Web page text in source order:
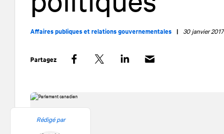
Affaires publiques et relations gouvernementales | 30 janvier 2017
Partagez
Rédigé par